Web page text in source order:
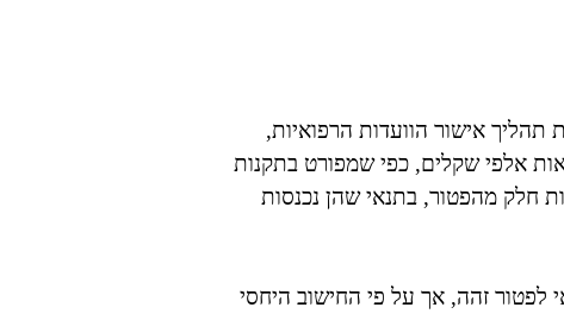
מחלה כרונית ועבר את תהליך אישור הוועדות הרפואיות,
אלפי שקלים, כפי שמפורט בתקנות
חלק מהפטור, בתנאי שהן נכנסות
לפטור זהה, אך על פי החישוב היחסי